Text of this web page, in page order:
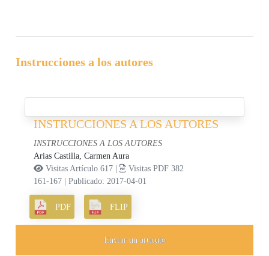
Instrucciones a los autores
INSTRUCCIONES A LOS AUTORES
INSTRUCCIONES A LOS AUTORES
Arias Castilla, Carmen Aura
Visitas Artículo 617 |
Visitas PDF 382
161-167
|Publicado: 2017-04-01
PDF FLIP
Enviar un artículo